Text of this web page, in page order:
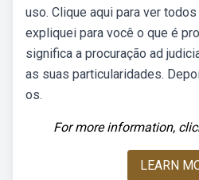
uso. Clique aqui para ver
expliquei para você o que é
significa a procuração ad
as suas particularidades.
os.
For more information,
LEARN